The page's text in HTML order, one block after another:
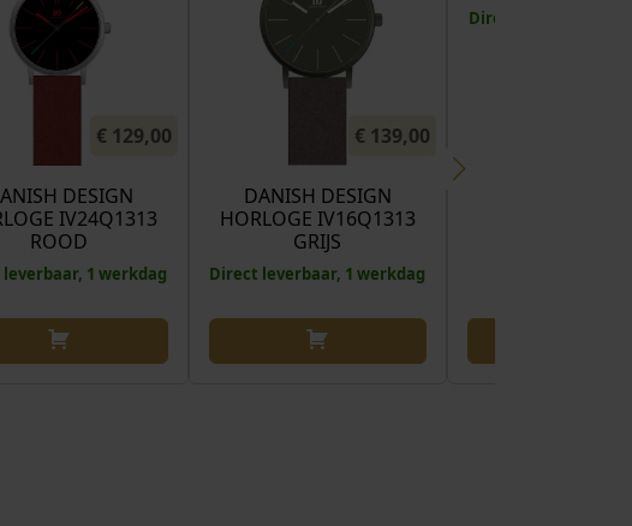
€129,00
DESIGN
IV24Q1313
ROOD
1 werkdag
€139,00
DANISH DESIGN
HORLOGE IV16Q1313
GRIJS
Direct leverbaar, 1 werkdag
Direct leverbaar, 1